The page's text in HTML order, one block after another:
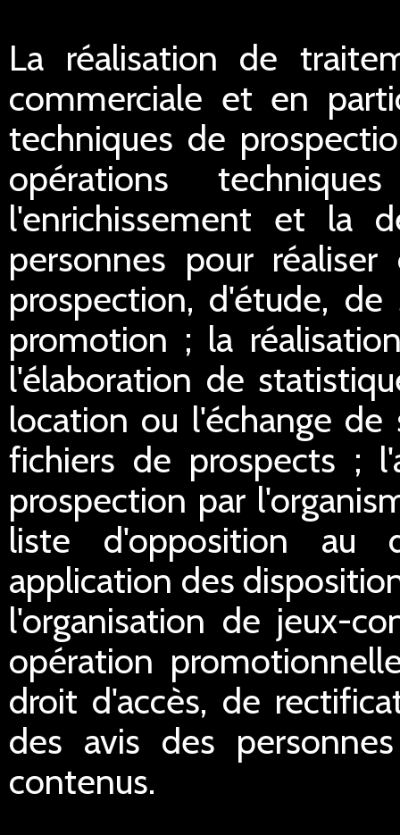
La réalisation de
commerciale et en
techniques de
opérations
l'enrichissement et la
personnes pour
prospection, d'étude,
promotion ; la
l'élaboration de
location ou l'échange
fichiers de prospects ;
prospection par
liste d'opposition au
application des
l'organisation de jeux-
opération
droit d'accès, de
des avis des
contenus.